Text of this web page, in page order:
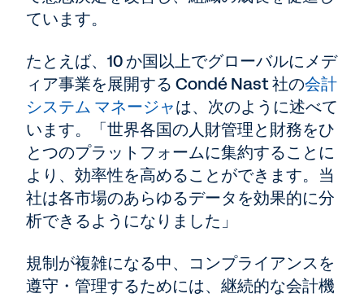
ています。
たとえば、10 か国以上でグローバルにメデ
ィア事業を展開する Condé Nast 社の会計
システム マネージャは、次のように述べて
います。「世界各国の人財管理と財務をひ
とつのプラットフォームに集約することに
より、効率性を高めることができます。当
社は各市場のあらゆるデータを効果的に分
析できるようになりました」
規制が複雑になる中、コンプライアンスを
遵守・管理するためには、継続的な会計機